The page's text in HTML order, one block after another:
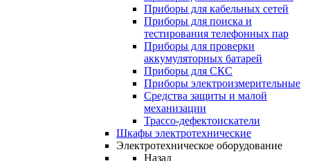
Приборы для кабельных сетей
Приборы для поиска и
тестирования телефонных пар
Приборы для проверки
аккумуляторных батарей
Приборы для СКС
Приборы электроизмерительные
Средства защиты и малой
механизации
Трассо-дефектоискатели
Шкафы электротехнические
Электротехническое оборудование
Назад